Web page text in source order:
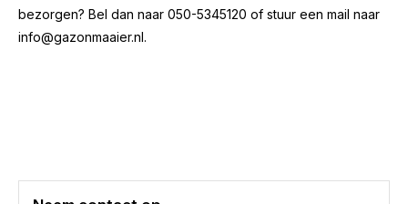
bezorgen? Bel dan naar 050-5345120 of stuur een mail naar
info@gazonmaaier.nl.